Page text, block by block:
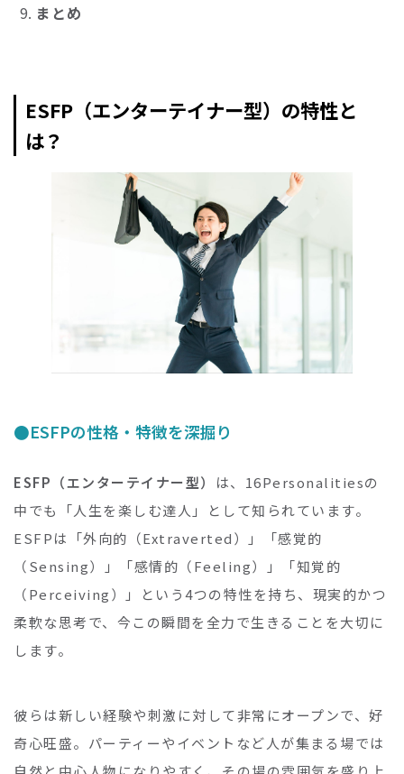
まとめ
ESFP（エンターテイナー型）の特性と
は？
ESFPの性格・特徴を深掘り
ESFP（エンターテイナー型）
は、16Personalitiesの
中でも「人生を楽しむ達人」として知られています。
ESFPは「外向的（Extraverted）」「感覚的
（Sensing）」「感情的（Feeling）」「知覚的
（Perceiving）」という4つの特性を持ち、現実的かつ
柔軟な思考で、今この瞬間を全力で生きることを大切に
します。
彼らは新しい経験や刺激に対して非常にオープンで、好
奇心旺盛。パーティーやイベントなど人が集まる場では